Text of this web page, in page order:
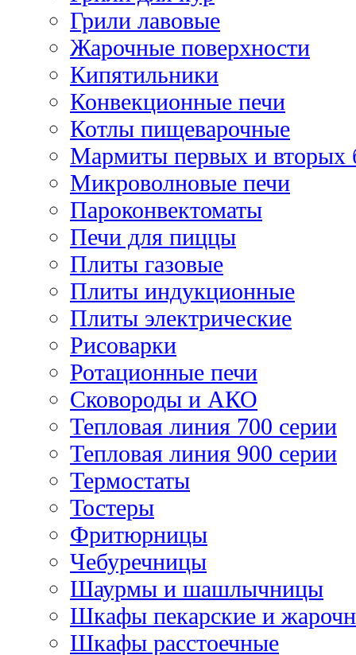
Грили лавовые
Жарочные поверхности
Кипятильники
Конвекционные печи
Котлы пищеварочные
Мармиты первых и вторых
Микроволновые печи
Пароконвектоматы
Печи для пиццы
Плиты газовые
Плиты индукционные
Плиты электрические
Рисоварки
Ротационные печи
Сковороды и АКО
Тепловая линия 700 серии
Тепловая линия 900 серии
Термостаты
Тостеры
Фритюрницы
Чебуречницы
Шаурмы и шашлычницы
Шкафы пекарские и
Шкафы расстоечные